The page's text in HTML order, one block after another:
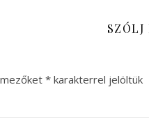
SZÓLJ
* karakterrel jelöltük